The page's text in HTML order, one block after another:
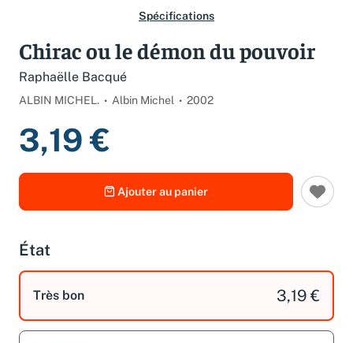
Spécifications
Chirac ou le démon du pouvoir
Raphaëlle Bacqué
ALBIN MICHEL. Albin Michel 2002
3,19 €
Ajouter au panier
État
Très bon 3,19 €